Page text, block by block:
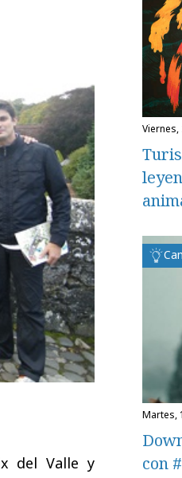
del Valle y
con